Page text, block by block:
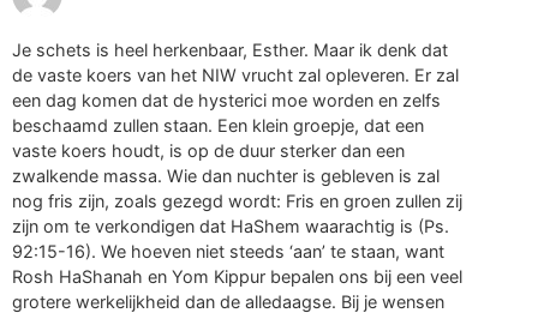
Je schets is heel herkenbaar, Esther. Maar ik denk dat
de vaste koers van het NIW vrucht zal opleveren. Er zal
een dag komen dat de hysterici moe worden en zelfs
beschaamd zullen staan. Een klein groepje, dat een
vaste koers houdt, is op de duur sterker dan een
zwalkende massa. Wie dan nuchter is gebleven is zal
nog fris zijn, zoals gezegd wordt: Fris en groen zullen zij
zijn om te verkondigen dat HaShem waarachtig is (Ps.
92:15-16). We hoeven niet steeds ‘aan’ te staan, want
Rosh HaShanah en Yom Kippur bepalen ons bij een veel
grotere werkelijkheid dan de alledaagse. Bij je wensen